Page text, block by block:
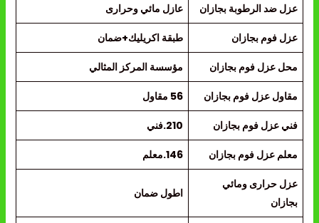
عزل ضد الرطوبة بجازان عازل مائي وحرارى
عزل فوم بجازان طبقة اكريليك+ضمان
محل عزل فوم بجازان مؤسسة المركز المثالي
مقاول عزل فوم بجازان 56 مقاول
فني عزل فوم بجازان 210.فني
معلم عزل فوم بجازان 146.معلم
عزل حرارى ومائي
بجازان
اطول ضمان